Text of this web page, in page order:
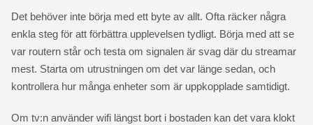
Det behöver inte börja med ett byte av allt. Ofta räcker några
enkla steg för att förbättra upplevelsen tydligt. Börja med att se
var routern står och testa om signalen är svag där du streamar
mest. Starta om utrustningen om det var länge sedan, och
kontrollera hur många enheter som är uppkopplade samtidigt.
Om tv:n använder wifi längst bort i bostaden kan det vara klokt